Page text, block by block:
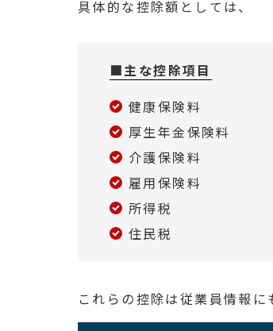
具体的な控除額としては、
■主な控除項目
健康保険料
厚生年金保険料
介護保険料
雇用保険料
所得税
住民税
これらの控除は従業員情報に